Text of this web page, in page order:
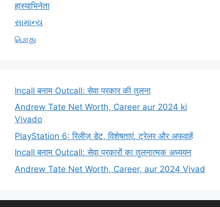
हास्याभिनेता
સામાન્ય
பொது
Incall बनाम Outcall: सेवा प्रकार की तुलना
Andrew Tate Net Worth, Career aur 2024 ki
Vivado
PlayStation 6: रिलीज़ डेट, विशेषताएं, ट्रेलर और अफवाहें
Incall बनाम Outcall: सेवा प्रकारों का तुलनात्मक अध्ययन
Andrew Tate Net Worth, Career, aur 2024 Vivad